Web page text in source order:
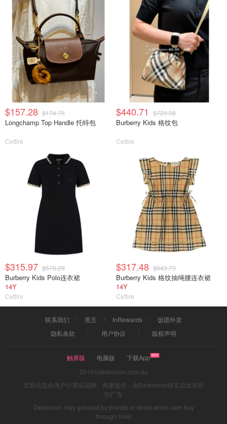
$157.28 $174.75
Longchamp Top Handle 托特包
Cettire
$440.71 $720.08
Burberry Kids 格纹包
Cettire
$315.97 $578.29
Burberry Kids Polo连衣裙
14Y
Cettire
$317.48 $643.73
Burberry Kids 格纹抽绳腰连衣裙
14Y
Cettire
联系我们 黑五 InRewards
饭团外卖
隐私条款
用户协议 版权声明
触屏版 电脑版
下载App
2019©dealmoon.com.au
页面信息由用户分享或品牌、商家提供，由Dealmoon核实后发布折
扣广告
Dealmoon may get paid by brands or deals when user buy
through links